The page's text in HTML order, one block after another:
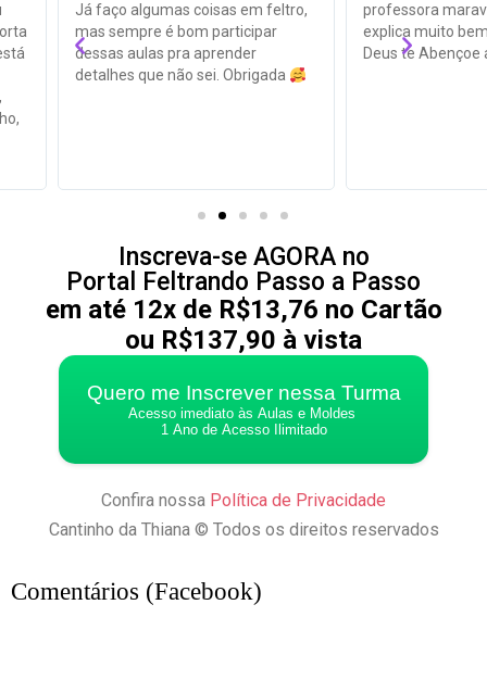
Já faço algumas coisas em feltro,
mas sempre é bom participar
dessas aulas pra aprender
detalhes que não sei. Obrigada
professora
explica muito
Deus te Abençoe
Inscreva-se AGORA no
Portal Feltrando Passo a Passo
em até 12x de R$13,76 no Cartão
ou R$137,90 à vista
Quero me Inscrever nessa Turma
Acesso imediato às Aulas e Moldes
1 Ano de Acesso Ilimitado
Confira nossa Política de Privacidade
Cantinho da Thiana © Todos os direitos reservados
Comentários (Facebook)